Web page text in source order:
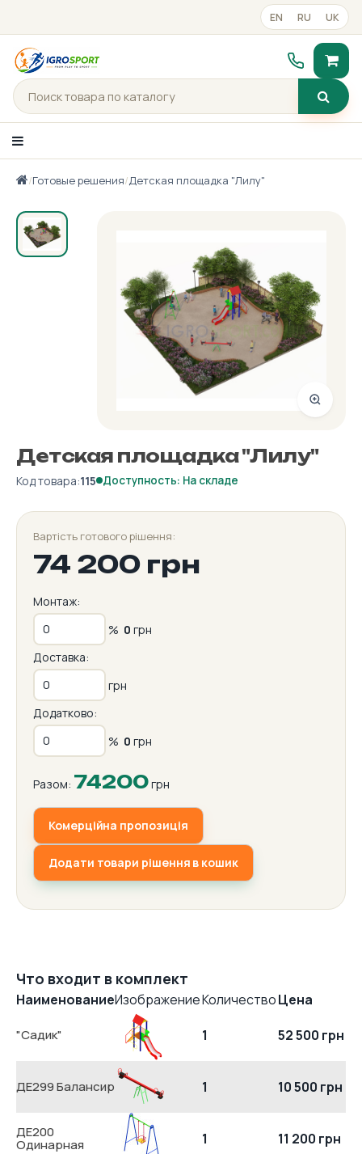
EN RU UK
Каталог товаров
Портфолио
/Готовые решения/Детская площадка "Лилу"
Детская площадка "Лилу"
Код товара:115 Доступность: На складе
Вартість готового рішення:
74 200 грн
Монтаж:
% 0 грн
Доставка:
грн
Додатково:
% 0 грн
Разом: 74200грн
Комерційна пропозиція
Додати товари рішення в кошик
Что входит в комплект
НаименованиеИзображениеКоличествоЦена
"Садик" 1 52 500 грн
ДЕ299 Балансир 1 10 500 грн
ДЕ200
Одинарная 1 11 200 грн